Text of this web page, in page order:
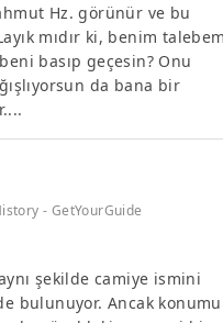
Hz. görünür ve bu
mıdır ki, benim
basıp geçesin? Onu
da bana bir
- GetYourGuide
şekilde camiye ismini
bulunuyor. Ancak konumu